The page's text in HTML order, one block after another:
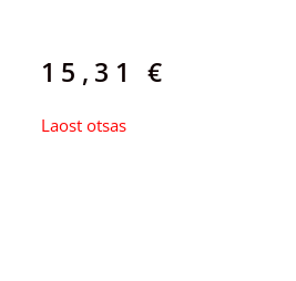
15,31€
Laost otsas